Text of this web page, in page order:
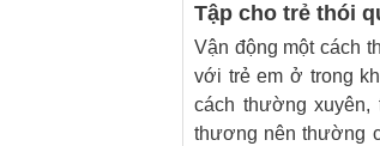
Tập cho trẻ thói
Vận động một cách
với trẻ em ở trong
cách thường xuyên,
thương nên thường